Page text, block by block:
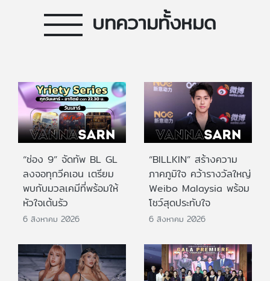
บทความทั้งหมด
“ช่อง 9” จัดทัพ BL GL
ลงจอทุกวีคเอน เตรียม
พบกับมวลเคมีที่พร้อมให้
หัวใจเต้นรัว
6 สิงหาคม 2026
“BILLKIN” สร้างความ
ภาคภูมิใจ คว้ารางวัลใหญ่
Weibo Malaysia พร้อม
โชว์สุดประทับใจ
6 สิงหาคม 2026